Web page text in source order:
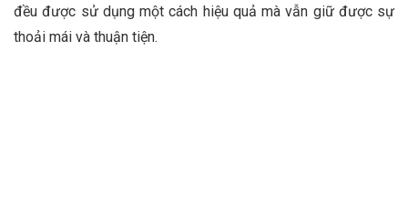
đều được sử dụng một cách hiệu quả mà vẫn giữ được sự
thoải mái và thuận tiện.